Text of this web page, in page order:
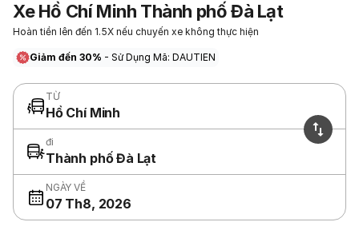
Xe Hồ Chí Minh Thành phố Đà Lạt
Hoàn tiền lên đến 1.5X nếu chuyến xe không thực hiện
Giảm đến 30% - Sử Dụng Mã: DAUTIEN
TỪ
Hồ Chí Minh
đi
Thành phố Đà Lạt
NGÀY VỀ
07 Th8, 2026